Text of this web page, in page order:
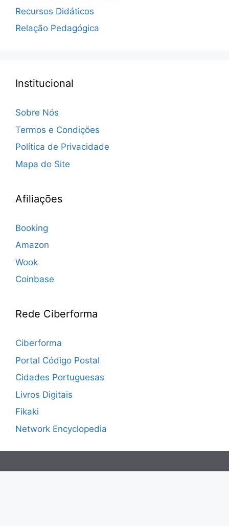
Recursos Didáticos
Relação Pedagógica
Institucional
Sobre Nós
Termos e Condições
Política de Privacidade
Mapa do Site
Afiliações
Booking
Amazon
Wook
Coinbase
Rede Ciberforma
Ciberforma
Portal Código Postal
Cidades Portuguesas
Livros Digitais
Fikaki
Network Encyclopedia